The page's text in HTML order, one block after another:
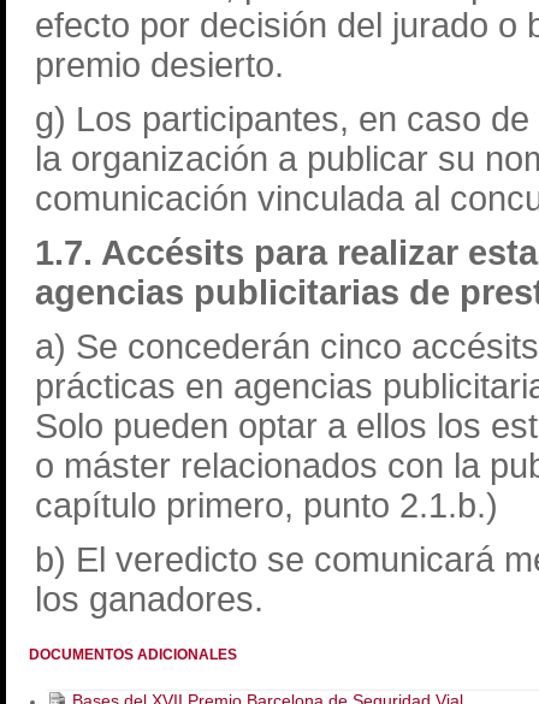
efecto por decisión del jurado o
premio desierto.
g) Los participantes, en caso
la organización a publicar su
comunicación vinculada al
1.7. Accésits para realizar
agencias publicitarias de
a) Se concederán cinco
prácticas en agencias
Solo pueden optar a ellos los
o máster relacionados con la
capítulo primero, punto 2.1.b.)
b) El veredicto se comunicará
los ganadores.
DOCUMENTOS ADICIONALES